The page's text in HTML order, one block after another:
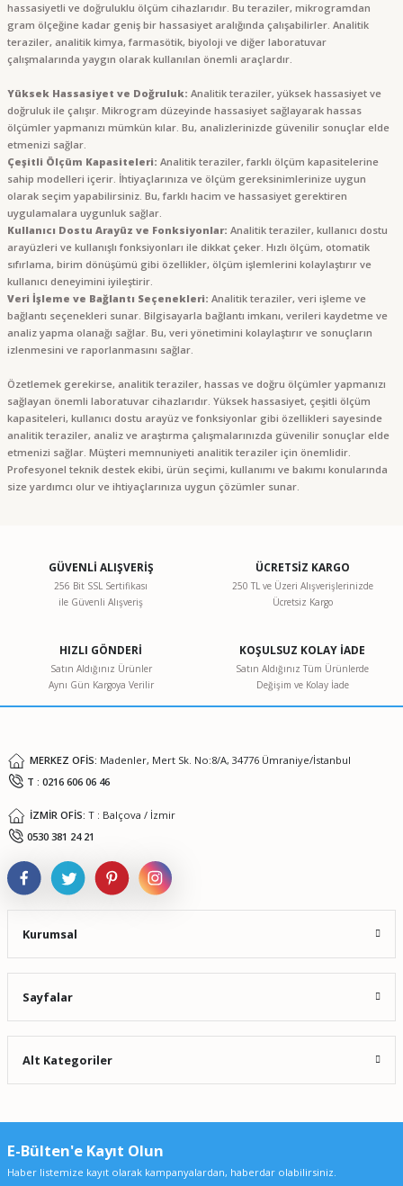
hassasiyetli ve doğruluklu ölçüm cihazlarıdır. Bu teraziler, mikrogramdan
gram ölçeğine kadar geniş bir hassasiyet aralığında çalışabilirler. Analitik
teraziler, analitik kimya, farmasötik, biyoloji ve diğer laboratuvar
çalışmalarında yaygın olarak kullanılan önemli araçlardır.
Yüksek Hassasiyet ve Doğruluk: Analitik teraziler, yüksek hassasiyet ve
doğruluk ile çalışır. Mikrogram düzeyinde hassasiyet sağlayarak hassas
ölçümler yapmanızı mümkün kılar. Bu, analizlerinizde güvenilir sonuçlar elde
etmenizi sağlar.
Çeşitli Ölçüm Kapasiteleri: Analitik teraziler, farklı ölçüm kapasitelerine
sahip modelleri içerir. İhtiyaçlarınıza ve ölçüm gereksinimlerinize uygun
olarak seçim yapabilirsiniz. Bu, farklı hacim ve hassasiyet gerektiren
uygulamalara uygunluk sağlar.
Kullanıcı Dostu Arayüz ve Fonksiyonlar: Analitik teraziler, kullanıcı dostu
arayüzleri ve kullanışlı fonksiyonları ile dikkat çeker. Hızlı ölçüm, otomatik
sıfırlama, birim dönüşümü gibi özellikler, ölçüm işlemlerini kolaylaştırır ve
kullanıcı deneyimini iyileştirir.
Veri İşleme ve Bağlantı Seçenekleri: Analitik teraziler, veri işleme ve
bağlantı seçenekleri sunar. Bilgisayarla bağlantı imkanı, verileri kaydetme ve
analiz yapma olanağı sağlar. Bu, veri yönetimini kolaylaştırır ve sonuçların
izlenmesini ve raporlanmasını sağlar.
Özetlemek gerekirse, analitik teraziler, hassas ve doğru ölçümler yapmanızı
sağlayan önemli laboratuvar cihazlarıdır. Yüksek hassasiyet, çeşitli ölçüm
kapasiteleri, kullanıcı dostu arayüz ve fonksiyonlar gibi özellikleri sayesinde
analitik teraziler, analiz ve araştırma çalışmalarınızda güvenilir sonuçlar elde
etmenizi sağlar. Müşteri memnuniyeti analitik teraziler için önemlidir.
Profesyonel teknik destek ekibi, ürün seçimi, kullanımı ve bakımı konularında
size yardımcı olur ve ihtiyaçlarınıza uygun çözümler sunar.
GÜVENLİ ALIŞVERİŞ
256 Bit SSL Sertifikası
ile Güvenli Alışveriş
ÜCRETSİZ KARGO
250 TL ve Üzeri Alışverişlerinizde
Ücretsiz Kargo
HIZLI GÖNDERİ
Satın Aldığınız Ürünler
Aynı Gün Kargoya Verilir
KOŞULSUZ KOLAY İADE
Satın Aldığınız Tüm Ürünlerde
Değişim ve Kolay İade
MERKEZ OFİS: Madenler, Mert Sk. No:8/A, 34776 Ümraniye/İstanbul
T : 0216 606 06 46
İZMİR OFİS: T : Balçova / İzmir
0530 381 24 21
Kurumsal
Sayfalar
Alt Kategoriler
E-Bülten'e Kayıt Olun
Haber listemize kayıt olarak kampanyalardan, haberdar olabilirsiniz.